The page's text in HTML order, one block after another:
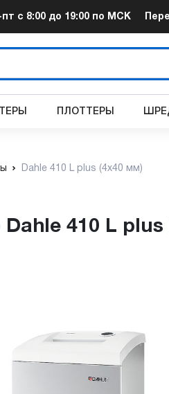
пт с 8:00 до 19:00 по МСК
ПЛОТТЕРЫ
Dahle 410 L plus (4х40 мм)
Dahle 410 L